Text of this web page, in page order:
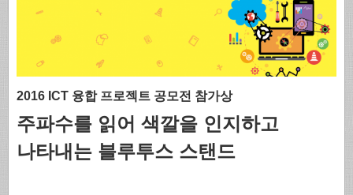
2016 ICT 융합 프로젝트 공모전 참가상
주파수를 읽어 색깔을 인지하고
나타내는 블루투스 스탠드